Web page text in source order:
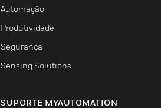
Automação
Produtividade
Segurança
Sensing Solutions
SUPORTE MYAUTOMATION